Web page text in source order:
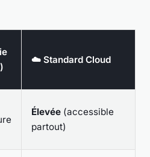
☁️ Standard Cloud
Élevée (accessible
partout)